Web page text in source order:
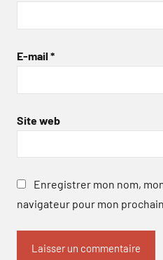
E-mail *
Site web
Enregistrer mon nom,
navigateur pour mon